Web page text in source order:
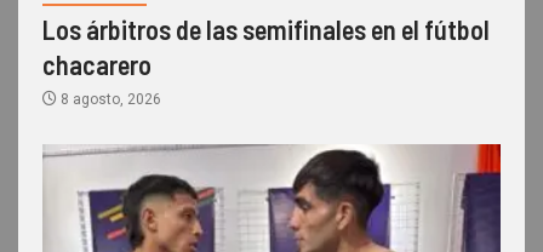
Los árbitros de las semifinales en el fútbol
chacarero
8 agosto, 2026